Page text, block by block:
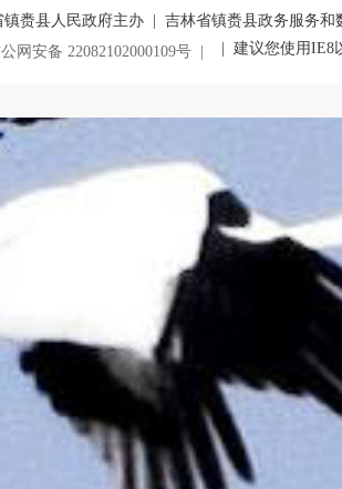
镇赉县人民政府主办 | 吉林省镇赉县政务服务
网安备 22082102000109号 |
| 建议您使用IE8